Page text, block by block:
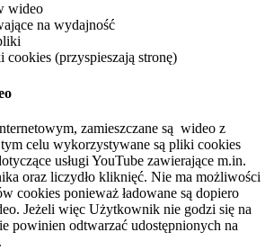
wideo
na wydajność
cookies (przyspieszają stronę)
zamieszczane są wideo z
celu wykorzystywane są pliki cookies
usługi YouTube zawierające m.in.
oraz liczydło kliknięć. Nie ma możliwości
cookies ponieważ ładowane są dopiero
Jeżeli więc Użytkownik nie godzi się na
powinien odtwarzać udostępnionych na